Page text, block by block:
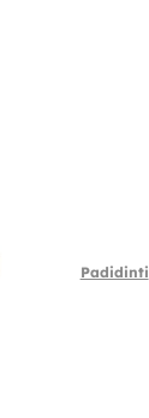
Padidinti